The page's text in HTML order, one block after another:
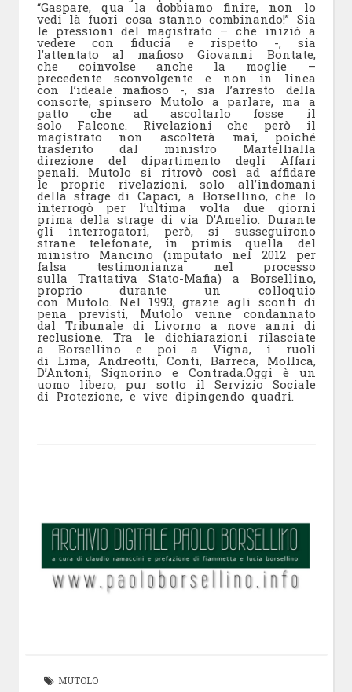
“Gaspare, qua la dobbiamo finire, non lo
vedi là fuori cosa stanno combinando!” Sia
le pressioni del magistrato – che iniziò a
vedere con fiducia e rispetto -, sia
l’attentato al mafioso Giovanni Bontate,
che coinvolse anche la moglie –
precedente sconvolgente e non in linea
con l’ideale mafioso -, sia l’arresto della
consorte, spinsero Mutolo a parlare, ma a
patto che ad ascoltarlo fosse il
solo Falcone. Rivelazioni che però il
magistrato non ascolterà mai, poiché
trasferito dal ministro Martellialla
direzione del dipartimento degli Affari
penali. Mutolo si ritrovò così ad affidare
le proprie rivelazioni, solo all’indomani
della strage di Capaci, a Borsellino, che lo
interrogò per l’ultima volta due giorni
prima della strage di via D’Amelio. Durante
gli interrogatori, però, si susseguirono
strane telefonate, in primis quella del
ministro Mancino (imputato nel 2012 per
falsa testimonianza nel processo
sulla Trattativa Stato-Mafia) a Borsellino,
proprio durante un colloquio
con Mutolo. Nel 1993, grazie agli sconti di
pena previsti, Mutolo venne condannato
dal Tribunale di Livorno a nove anni di
reclusione. Tra le dichiarazioni rilasciate
a Borsellino e poi a Vigna, i ruoli
di Lima, Andreotti, Conti, Barreca, Mollica,
D’Antoni, Signorino e Contrada.Oggi è un
uomo libero, pur sotto il Servizio Sociale
di Protezione, e vive dipingendo quadri.
MUTOLO